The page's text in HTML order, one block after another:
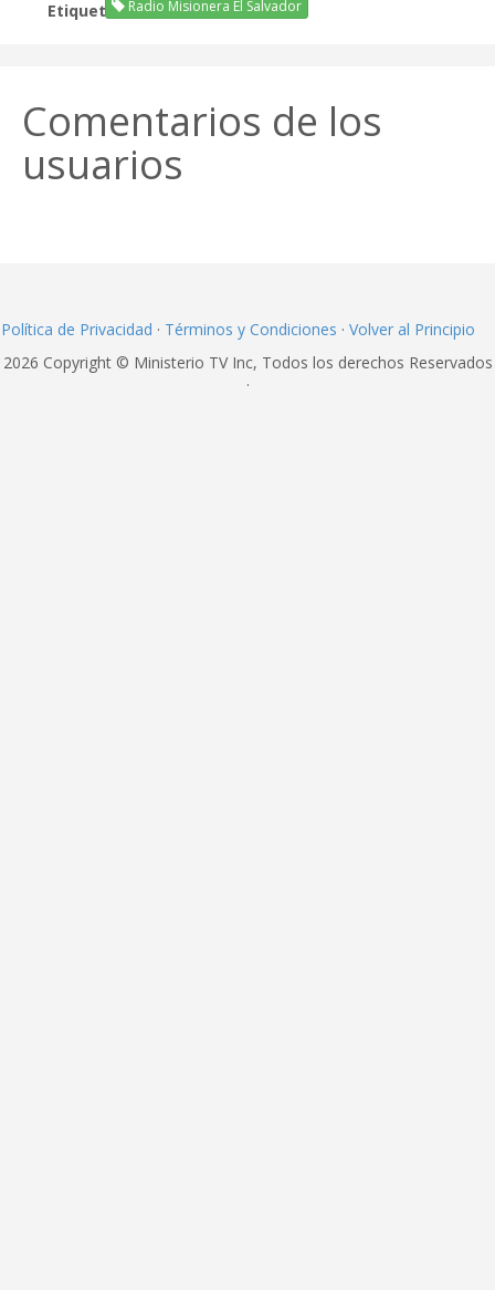
Etiquetas:Radio Misionera El Salvador
Comentarios de los
usuarios
Política de Privacidad · Términos y Condiciones · Volver al Principio
2026 Copyright © Ministerio TV Inc, Todos los derechos Reservados
·